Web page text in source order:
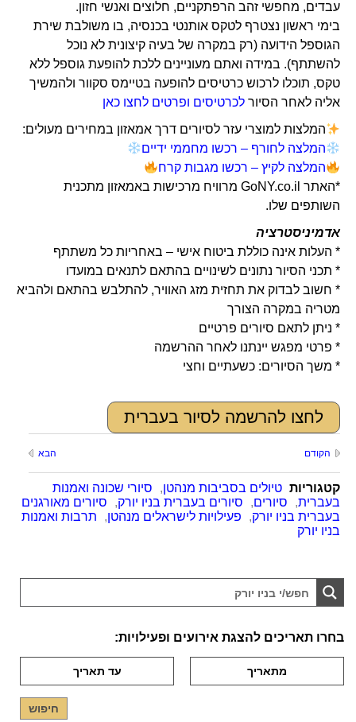
עבדים, מחפשי זהב הרפתקניים, חלוצים ואנשי חזון.
בימי ראשון נצטרף לטקס אותנטי בכנסיה, בו משולבת שירת
הגוספל הידועה (רק במקרה של בעיה קיצונית לא נוכל
להשתתף). במידה ואתם מעוניינים ללכת להופעת גוספל ללא
טקס, תוכלו לרכוש כרטיסים להופעה בטיימס סקוור ולהמשיך
אליה לאחר הסיור לכרטיסים ופרטים לחצו כאן
המלצות למוצרי עזר לסיורים דרך אמאזון במחירים מעולים:
המלצה לחורף – רכשו מחממי ידיים
המלצה לקיץ – רכשו מגבות קרח
*האתר GoNY.co.il מרוויח מרכישות באמאזון מתכנית
השותפים שלו.
אדמיניסטרציה
* העלות אינה כוללת ביטוח אישי – באחריות כל משתתף
* תכני הסיור נתונים לשינויים בהתאם לתנאים במועדו
* חשוב לבדוק את תחזית מזג האוויר, להתלבש בהתאם ולהביא
מטריה במקרה הצורך
* ניתן לתאם סיורים פרטיים
* פרטי מפגש יינתנו לאחר ההרשמה
* משך הסיורים: כשעתיים וחצי
לחצו להרשמה לסיור בעברית
הקודם הבא
קטגוריות טיולים בסביבות מנהטן,
סיורי שכונה ואמנות
בעברית, סיורים, סיורים בעברית בניו יורק,
סיורים מאורגנים
בעברית בניו יורק, פעילויות לישראלים מנהטן,
תרבות ואמנות
בניו יורק
בחרו תאריכים להצגת אירועים ופעילויות: